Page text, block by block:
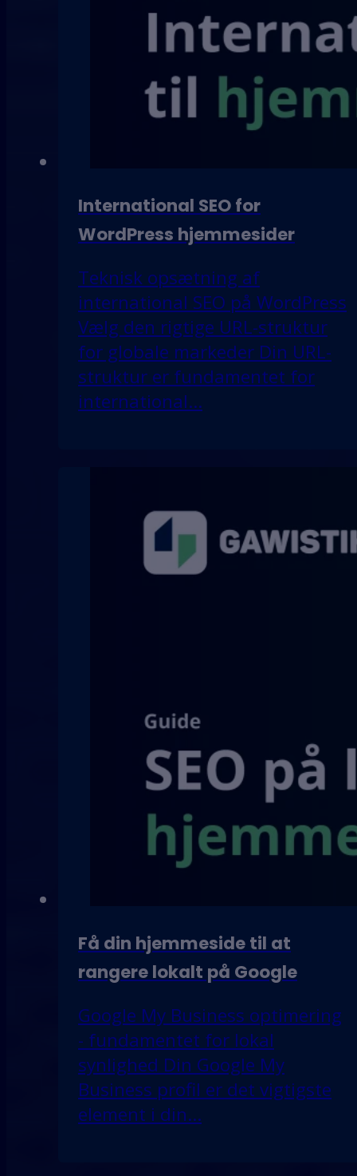
International SEO for
WordPress hjemmesider
Teknisk opsætning af
international SEO på WordPress
Vælg den rigtige URL-struktur
for globale markeder Din URL-
struktur er fundamentet for
international…
Få din hjemmeside til at
rangere lokalt på Google
Google My Business optimering
- fundamentet for lokal
synlighed Din Google My
Business profil er det vigtigste
element i din…